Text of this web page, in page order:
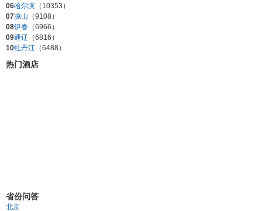
06哈尔滨 （10353）
07凉山 （9108）
08伊春 （6966）
09通辽
（6816）
10牡丹江 （6488）
热门酒店
省份问答
北京